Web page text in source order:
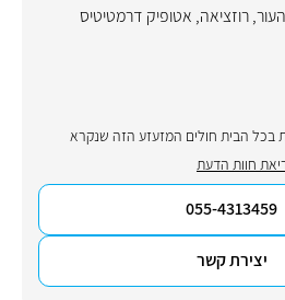
,רוזציאה, אטופיק דרמטיטיס
בכל הבית חולים המזעזע הזה שנקרא
חוות הדעת
055-4313459
יצירת קשר